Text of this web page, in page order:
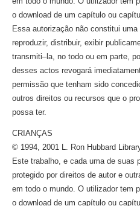
o download de um capítulo ou
Essa autorização não constitui
reproduzir, distribuir, exibir
transmiti–la, no todo ou em parte,
desses actos revogará
permissão que tenham sido
outros direitos ou recursos que o
possa ter.
CRIANÇAS
© 1994, 2001 L. Ron Hubbard
Este trabalho, e cada uma de suas
protegido por direitos de autor e
em todo o mundo. O utilizador tem
o download de um capítulo ou